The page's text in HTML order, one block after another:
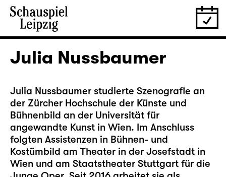
Julia Nussbaumer
Julia Nussbaumer studierte Szenografie an
der Zürcher Hochschule der Künste und
Bühnenbild an der Universität für
angewandte Kunst in Wien. Im Anschluss
folgten Assistenzen in Bühnen- und
Kostümbild am Theater in der Josefstadt in
Wien und am Staatstheater Stuttgart für die